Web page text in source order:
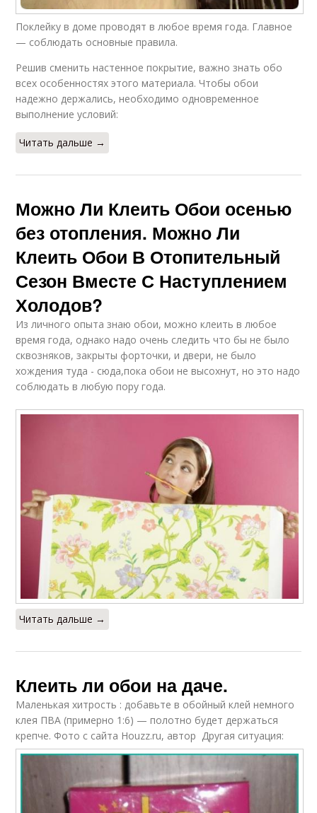
Поклейку в доме проводят в любое время года. Главное
— соблюдать основные правила.
Решив сменить настенное покрытие, важно знать обо
всех особенностях этого материала. Чтобы обои
надежно держались, необходимо одновременное
выполнение условий:
Читать дальше →
Можно Ли Клеить Обои осенью
без отопления. Можно Ли
Клеить Обои В Отопительный
Сезон Вместе С Наступлением
Холодов?
Из личного опыта знаю обои, можно клеить в любое
время года, однако надо очень следить что бы не было
сквозняков, закрыты форточки, и двери, не было
хождения туда - сюда,пока обои не высохнут, но это надо
соблюдать в любую пору года.
Читать дальше →
Клеить ли обои на даче.
Маленькая хитрость : добавьте в обойный клей немного
клея ПВА (примерно 1:6) — полотно будет держаться
крепче. Фото с сайта Houzz.ru, автор Другая ситуация: